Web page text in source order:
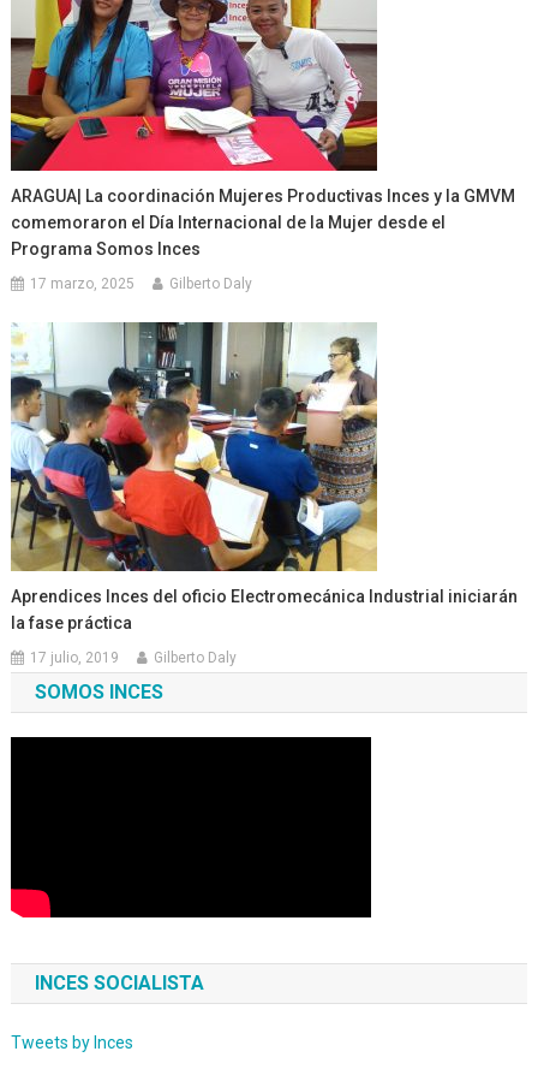
ARAGUA| La coordinación Mujeres Productivas Inces y la GMVM
comemoraron el Día Internacional de la Mujer desde el
Programa Somos Inces
17 marzo, 2025 Gilberto Daly
Aprendices Inces del oficio Electromecánica Industrial iniciarán
la fase práctica
17 julio, 2019 Gilberto Daly
SOMOS INCES
INCES SOCIALISTA
Tweets by Inces